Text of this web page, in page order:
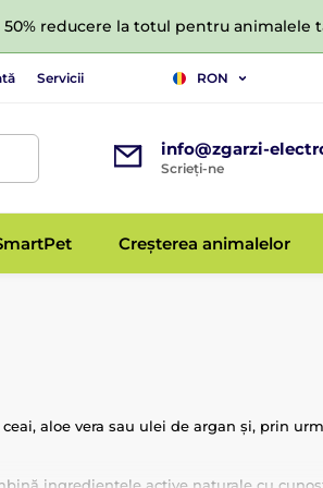
50% reducere la totul pentru animalele
Servicii RON
info@zgarzi-
Scrieți-ne
Creșterea animalelor
aloe vera sau ulei de argan și, prin